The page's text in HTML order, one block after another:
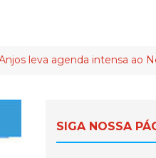
intensa ao Norte e
SIGA NOSSA